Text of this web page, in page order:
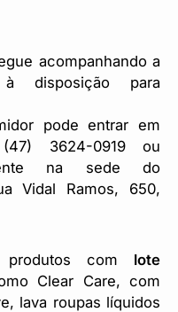
acompanhando a
disposição para
pode entrar em
3624-0919 ou
na sede do
Vidal Ramos, 650,
com lote
Clear Care, com
lava roupas líquidos